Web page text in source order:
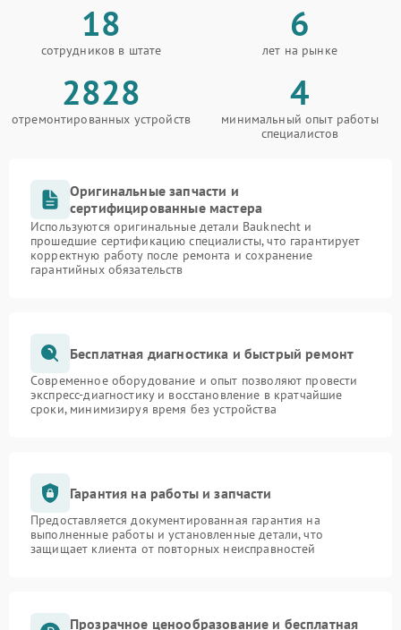
18
сотрудников в штате
6
лет на рынке
2828
отремонтированных устройств
4
минимальный опыт работы
специалистов
Оригинальные запчасти и
сертифицированные мастера
Используются оригинальные детали Bauknecht и
прошедшие сертификацию специалисты, что гарантирует
корректную работу после ремонта и сохранение
гарантийных обязательств
Бесплатная диагностика и быстрый ремонт
Современное оборудование и опыт позволяют провести
экспресс-диагностику и восстановление в кратчайшие
сроки, минимизируя время без устройства
Гарантия на работы и запчасти
Предоставляется документированная гарантия на
выполненные работы и установленные детали, что
защищает клиента от повторных неисправностей
Прозрачное ценообразование и бесплатная